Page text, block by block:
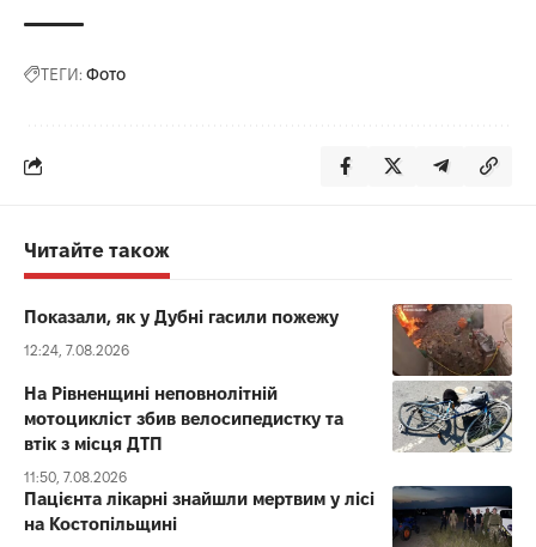
ТЕГИ: Фото
Читайте також
Показали, як у Дубні гасили пожежу
12:24, 7.08.2026
На Рівненщині неповнолітній
мотоцикліст збив велосипедистку та
втік з місця ДТП
11:50, 7.08.2026
Пацієнта лікарні знайшли мертвим у лісі
на Костопільщині